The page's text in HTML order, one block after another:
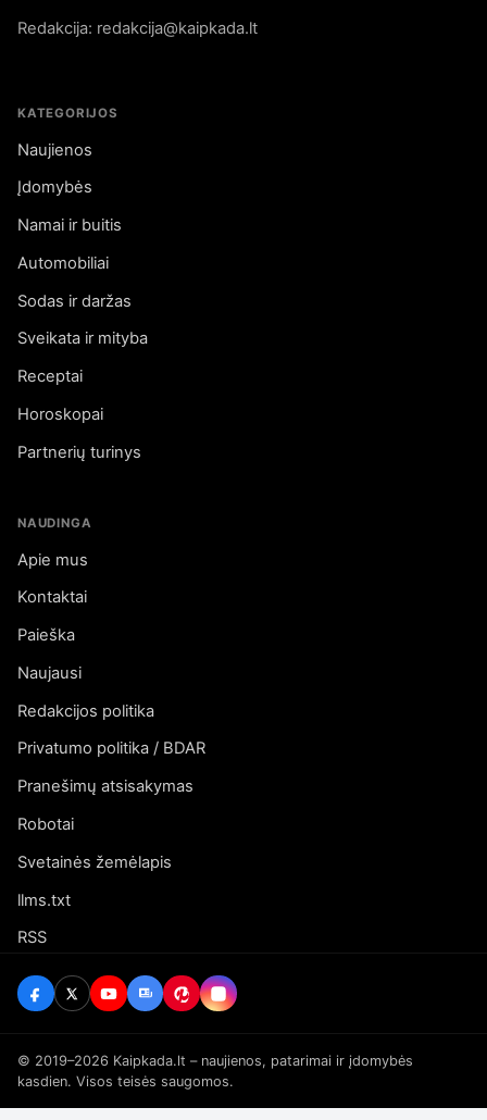
Redakcija: redakcija@kaipkada.lt
KATEGORIJOS
Naujienos
Įdomybės
Namai ir buitis
Automobiliai
Sodas ir daržas
Sveikata ir mityba
Receptai
Horoskopai
Partnerių turinys
NAUDINGA
Apie mus
Kontaktai
Paieška
Naujausi
Redakcijos politika
Privatumo politika / BDAR
Pranešimų atsisakymas
Robotai
Svetainės žemėlapis
llms.txt
RSS
© 2019–2026 Kaipkada.lt – naujienos, patarimai ir įdomybės
kasdien. Visos teisės saugomos.